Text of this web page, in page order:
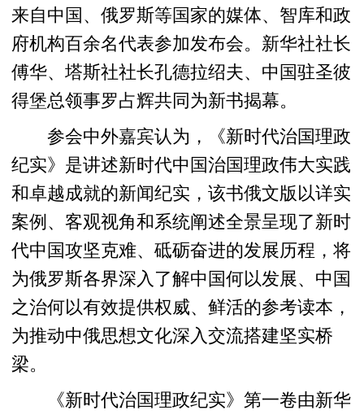
来自中国、俄罗斯等国家的媒体、智库和政
府机构百余名代表参加发布会。新华社社长
傅华、塔斯社社长孔德拉绍夫、中国驻圣彼
得堡总领事罗占辉共同为新书揭幕。
参会中外嘉宾认为，《新时代治国理政
纪实》是讲述新时代中国治国理政伟大实践
和卓越成就的新闻纪实，该书俄文版以详实
案例、客观视角和系统阐述全景呈现了新时
代中国攻坚克难、砥砺奋进的发展历程，将
为俄罗斯各界深入了解中国何以发展、中国
之治何以有效提供权威、鲜活的参考读本，
为推动中俄思想文化深入交流搭建坚实桥
梁。
《新时代治国理政纪实》第一卷由新华